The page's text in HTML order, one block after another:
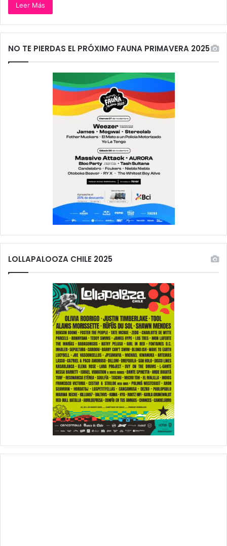
Leer Más
NO TE PIERDAS EL PRÓXIMO FAUNA PRIMAVERA 2025
LOLLAPALOOZA CHILE 2025